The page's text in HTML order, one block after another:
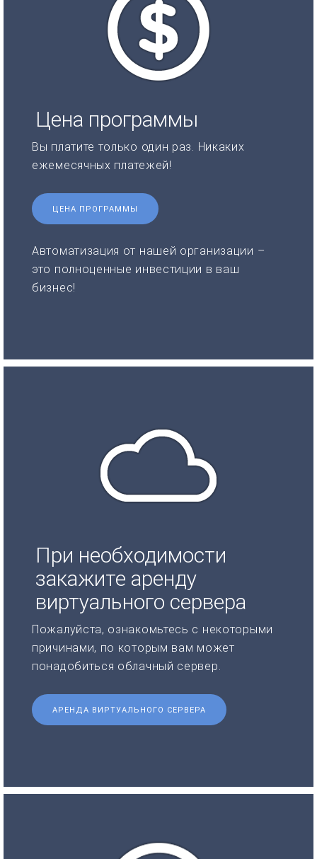
Цена программы
Вы платите только один раз. Никаких
ежемесячных платежей!
ЦЕНА ПРОГРАММЫ
Автоматизация от нашей организации –
это полноценные инвестиции в ваш
бизнес!
При необходимости
закажите аренду
виртуального сервера
Пожалуйста, ознакомьтесь с некоторыми
причинами, по которым вам может
понадобиться облачный сервер.
АРЕНДА ВИРТУАЛЬНОГО СЕРВЕРА